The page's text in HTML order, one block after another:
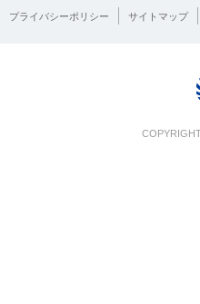
プライバシーポリシー サイトマップ